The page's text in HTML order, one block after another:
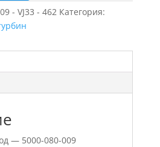
- VJ33 - 462 Категория:
— 5000-080-009